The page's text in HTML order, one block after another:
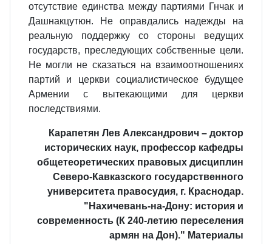
отсутствие единства между партиями Гнчак и
Дашнакцутюн. Не оправдались надежды на
реальную поддержку со стороны ведущих
государств, преследующих собственные цели.
Не могли не сказаться на взаимоотношениях
партий и церкви социалистическое будущее
Армении с вытекающими для церкви
последствиями.
Карапетян Лев Александрович – доктор
исторических наук, профессор кафедры
общетеоретических правовых дисциплин
Северо-Кавказского государственного
университета правосудия, г. Краснодар.
"Нахичевань-на-Дону: история и
современность (К 240-летию переселения
армян на Дон)." Материалы